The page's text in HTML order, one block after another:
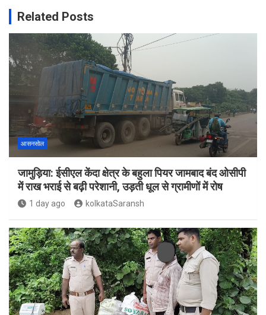
Related Posts
आसनसोल
जामुड़िया: ईसीएल केंदा क्षेत्र के बहुला पियर जामबाद बंद ओसीपी
में राख भराई से बढ़ी परेशानी, उड़ती धूल से ग्रामीणों में रोष
1 day ago kolkataSaransh